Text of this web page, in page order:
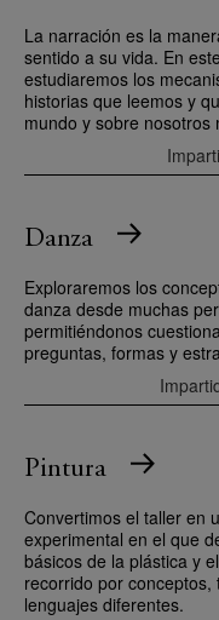
La narración es la
sentido a su vida. En
estudiaremos los
historias que leemos y
mundo y sobre nosotros
Danza
Exploraremos los
danza desde muchas
permitiéndonos
preguntas, formas y
Pintura
Convertimos el taller en
experimental en el que
básicos de la plástica y
recorrido por
lenguajes diferentes.